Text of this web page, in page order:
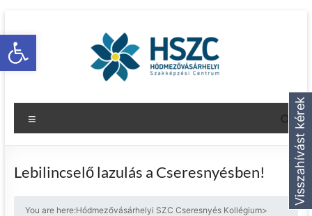
Eszköztár megnyitása
Lebilincselő lazulás a Cseresnyésben!
You are here:Hódmezővásárhelyi SZC Cseresnyés Kollégium>
Visszahívást kérek